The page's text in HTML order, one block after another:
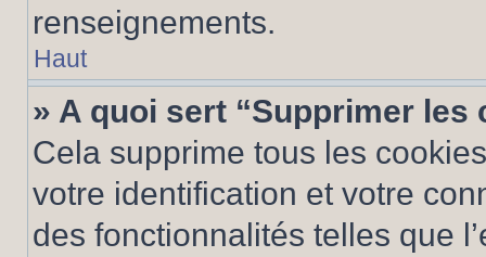
renseignements.
Haut
» A quoi sert “Supprimer les
Cela supprime tous les
votre identification et votre
des fonctionnalités telles que